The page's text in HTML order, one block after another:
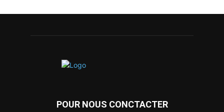
POUR NOUS CONCTACTER